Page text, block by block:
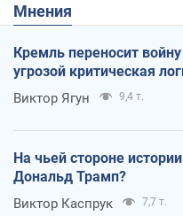
Мнения
Кремль переносит
угрозой критическая
Виктор Ягун 9,4 т.
На чьей стороне
Дональд Трамп?
Виктор Каспрук 7,7 т.